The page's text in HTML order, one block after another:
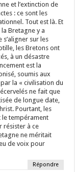
et l’extinction de
: ce sont les
Tout est là. Et
Bretagne y a
sur les
les Bretons ont
à un désastre
est la
soumis aux
la « civilisation du
ne fait que
de longue date,
Pourtant, les
le tempérament
résister à ce
ne méritait
de voix pour
Répondre